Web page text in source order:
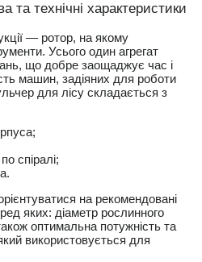
та технічні характеристики
— ротор, на якому
Усього один агрегат
що добре заощаджує час і
машин, задіяних для роботи
для лісу складається з
спіралі;
на рекомендовані
яких: діаметр рослинного
оптимальна потужність та
використовується для